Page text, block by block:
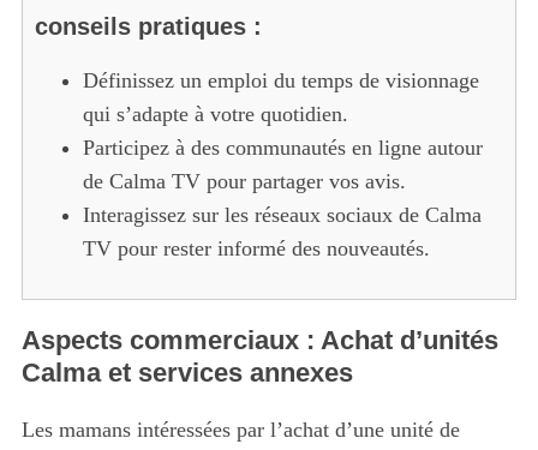
conseils pratiques:
Définissez un emploi du temps de visionnage
qui s’adapte à votre quotidien.
Participez à des communautés en ligne autour
de Calma TV pour partager vos avis.
Interagissez sur les réseaux sociaux de Calma
TV pour rester informé des nouveautés.
Aspects commerciaux : Achat d’unités
Calma et services annexes
Les mamans intéressées par l’achat d’une unité de